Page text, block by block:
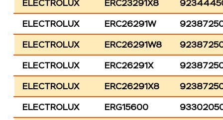
ELECTROLUX
ERC23291X8
ELECTROLUX
ERC26291W
ELECTROLUX
ERC26291W8
ELECTROLUX
ERC26291X
ELECTROLUX
ERC26291X8
ELECTROLUX
ERG15600